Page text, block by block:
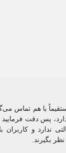
با هم تماس
پس دقت
ندارد و کاربران
بگیرند.